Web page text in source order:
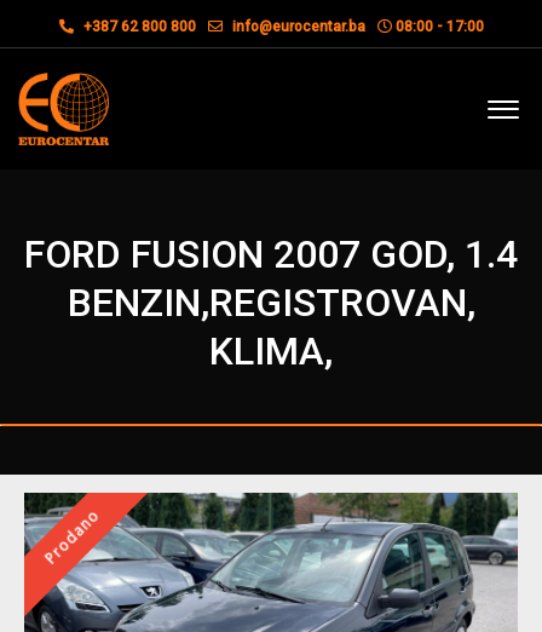
+387 62 800 800 info@eurocentar.ba 08:00 - 17:00
FORD FUSION 2007 GOD, 1.4
BENZIN,REGISTROVAN,
KLIMA,
Prodano